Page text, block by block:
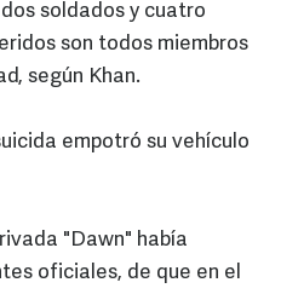
soldados y cuatro
son todos miembros
según Khan.
empotró su vehículo
"Dawn" había
oficiales, de que en el